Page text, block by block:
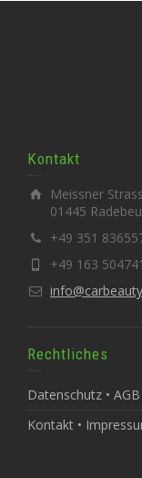
Kontakt
Meissner
01445
+49 351
+49 163
Rechtliches
Datenschutz • AGB
Kontakt •